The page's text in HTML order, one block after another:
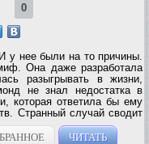
0
у нее были на то причины.
Она даже разработала
разыгрывать в жизни,
не знал недостатка в
которая ответила бы ему
Странный случай сводит
– неужели любовь?!
ЧИТАТЬ